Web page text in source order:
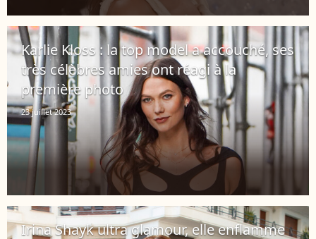
Karlie Kloss : la top model a accouché, ses
très célèbres amies ont réagi à la
première photo
23 juillet 2023
Irina Shayk ultra glamour, elle enflamme